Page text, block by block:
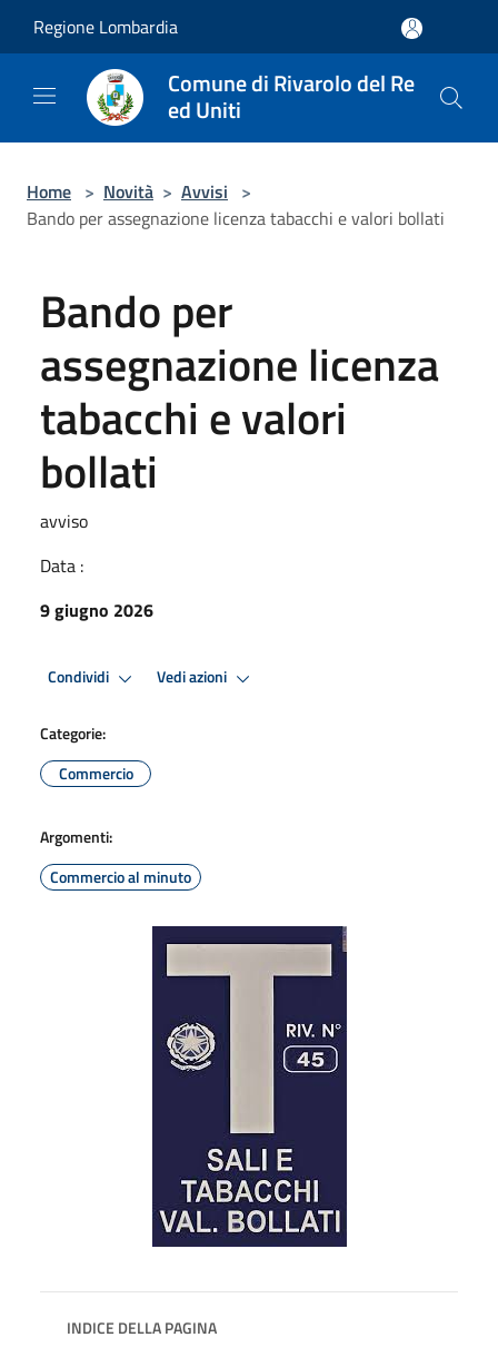
Regione Lombardia
Comune di Rivarolo del Re
ed Uniti
Home > Novità > Avvisi >
Bando per assegnazione licenza tabacchi e valori bollati
Bando per
assegnazione licenza
tabacchi e valori
bollati
avviso
Data :
9 giugno 2026
Condividi Vedi azioni
Categorie:
Commercio
Argomenti:
Commercio al minuto
INDICE DELLA PAGINA